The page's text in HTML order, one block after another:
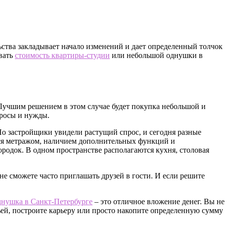
закладывает начало изменений и дает определенный толчок
стоимость квартиры-студии или небольшой однушки в
решением в этом случае будет покупка небольшой и
и нужды.
увидели растущий спрос, и сегодня разные
метражом, наличием дополнительных функций и
В одном пространстве располагаются кухня, столовая
сможете часто приглашать друзей в гости. И если решите
в Санкт-Петербурге – это отличное вложение денег. Вы не
построите карьеру или просто накопите определенную сумму